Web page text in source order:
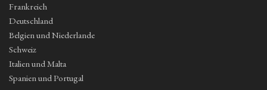
Frankreich
Deutschland
Belgien und Niederlande
Schweiz
Italien und Malta
Spanien und Portugal